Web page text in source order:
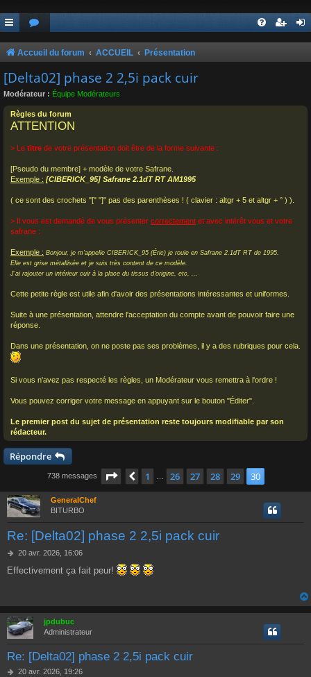
Accueil du forum ACCUEIL Présentation
[Delta02] phase 2 2,5i pack cuir
Modérateur : Équipe Modérateurs
Règles du forum
ATTENTION
> Le titre de votre présentation doit être de la forme suivante :
[Pseudo du membre] + modèle de votre Safrane.
Exemple : [CIBERICK_95] Safrane 2.1dT RT AM1995
( ce sont des crochets "[" "]" pas des parenthèses ! ( clavier : altgr + 5 et altgr + ° ) ).
> Il vous est demandé de vous présenter correctement et avec intérêt vous et votre
safrane :
Exemple : Bonjour, je m'appelle CIBERICK_95 (Éric) je roule en Safrane 2.1dT RT de 1995.
Elle est grise métallisée et je suis très content de ce modèle.
J'ai rajouter un intérieur cuir à la place du tissus d'origine, etc, ...
Cette petite règle est utile afin d'avoir des présentations intéressantes et uniformes.
Suite à une présentation, attendre l'acceptation du compte avant de pouvoir faire une
réponse.
Dans une présentation, on ne poste pas ses problèmes, il y a des rubriques pour cela.
Si vous n'avez pas respecté les règles, un Modérateur vous remettra à l'ordre !
Vous pouvez corriger votre message en appuyant sur le bouton "Éditer".
Le premier post du sujet de présentation reste toujours modifiable par son
rédacteur.
Répondre
738 messages Page 30 sur 30
Précédent
1 26 27 28 29 30
GeneralChef
BITURBO
Re: [Delta02] phase 2 2,5i pack cuir
M
s
e
20 avr. 2026, 16:06
Effectivement ça fait peur!
jpdubuc
Administrateur
Re: [Delta02] phase 2 2,5i pack cuir
M
20 avr. 2026, 19:26